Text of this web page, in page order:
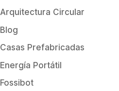
Arquitectura Circular
Blog
Casas Prefabricadas
Energía Portátil
Fossibot